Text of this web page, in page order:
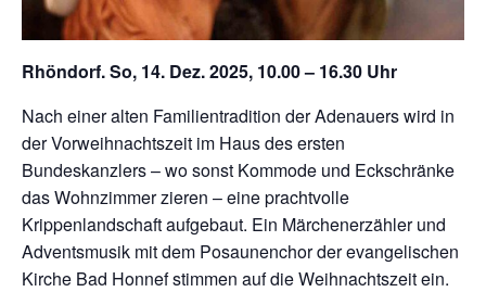
Rhöndorf. So, 14. Dez. 2025, 10.00 – 16.30 Uhr
Nach einer alten Familientradition der Adenauers wird in
der Vorweihnachtszeit im Haus des ersten
Bundeskanzlers – wo sonst Kommode und Eckschränke
das Wohnzimmer zieren – eine prachtvolle
Krippenlandschaft aufgebaut. Ein Märchenerzähler und
Adventsmusik mit dem Posaunenchor der evangelischen
Kirche Bad Honnef stimmen auf die Weihnachtszeit ein.